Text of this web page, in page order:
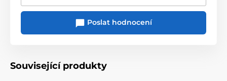
Poslat hodnocení
Související produkty